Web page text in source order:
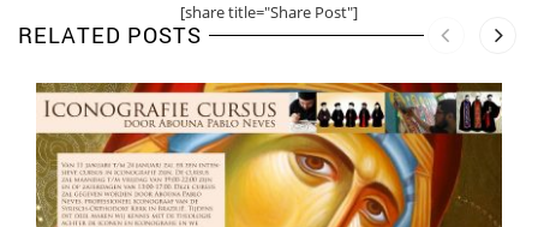
[share title="Share Post"]
RELATED POSTS